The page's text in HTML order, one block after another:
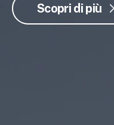
Scopri di più